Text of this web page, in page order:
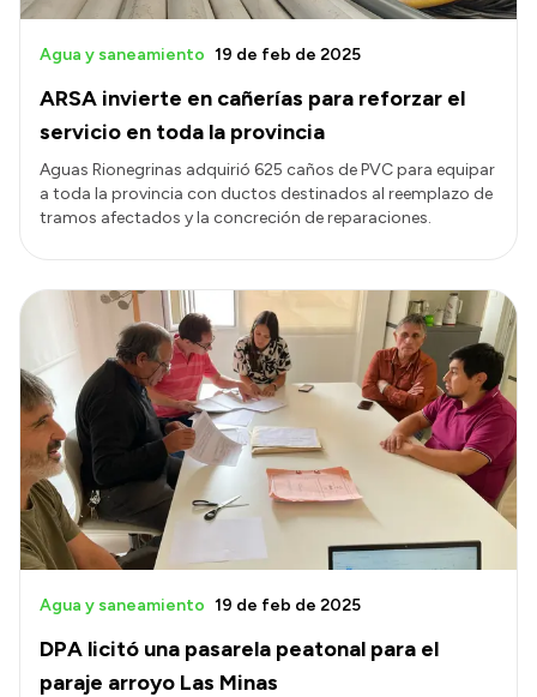
ARSA invierte en cañerías para reforzar el
servicio en toda la provincia
Agua y saneamiento 19 de feb de 2025
Aguas Rionegrinas adquirió 625 caños de PVC para equipar
a toda la provincia con ductos destinados al reemplazo de
tramos afectados y la concreción de reparaciones.
DPA licitó una pasarela peatonal para el
paraje arroyo Las Minas
Agua y saneamiento 19 de feb de 2025